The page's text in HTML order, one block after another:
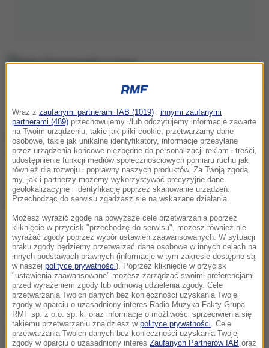
Jestem przekonany, że 21 kwietnia, w drugiej turze,
poradzimy sobie z zadaniem obrony wyników
wyborów -powiedział Poroszenko.
Poroszenko ocenił, że niedzielne głosowanie
pokazało, iż jego rodacy nie dopuścili do realizacji
"rosyjskiego scenariusza wyborów".
Jestem wdzięczny tym, którzy nie pozostali dziś w
domu, którzy niezależnie od tego na kogo głosowali,
wnieśli wkład w wolny wybór ukraińskich obywateli.
Pokazaliście, że jesteście wolnymi ludźmi, którzy
kibicują przyszłości swojego kraju -podkreślił.
Wraz z zaufanymi partnerami IAB (1019) i innymi zaufanymi
partnerami (489) przechowujemy i/lub odczytujemy informacje zawarte
na Twoim urządzeniu, takie jak pliki cookie, przetwarzamy dane
osobowe, takie jak unikalne identyfikatory, informacje przesyłane
przez urządzenia końcowe niezbędne do personalizacji reklam i treści,
udostępnienie funkcji mediów społecznościowych pomiaru ruchu jak
również dla rozwoju i poprawny naszych produktów. Za Twoją zgodą
my, jak i partnerzy możemy wykorzystywać precyzyjne dane
geolokalizacyjne i identyfikację poprzez skanowanie urządzeń.
Przechodząc do serwisu zgadzasz się na wskazane działania.
Możesz wyrazić zgodę na powyższe cele przetwarzania poprzez
kliknięcie w przycisk "przechodzę do serwisu", możesz również nie
wyrażać zgody poprzez wybór ustawień zaawansowanych. W sytuacji
braku zgody będziemy przetwarzać dane osobowe w innych celach na
innych podstawach prawnych (informacje w tym zakresie dostępne są
w naszej polityce prywatności). Poprzez kliknięcie w przycisk
"ustawienia zaawansowane" możesz zarządzać swoimi preferencjami
przed wyrażeniem zgody lub odmową udzielenia zgody. Cele
przetwarzania Twoich danych bez konieczności uzyskania Twojej
zgody w oparciu o uzasadniony interes Radio Muzyka Fakty Grupa
RMF sp. z o.o. sp. k. oraz informacje o możliwości sprzeciwienia się
takiemu przetwarzaniu znajdziesz w polityce prywatności. Cele
przetwarzania Twoich danych bez konieczności uzyskania Twojej
zgody w oparciu o uzasadniony interes Zaufanych Partnerów IAB oraz